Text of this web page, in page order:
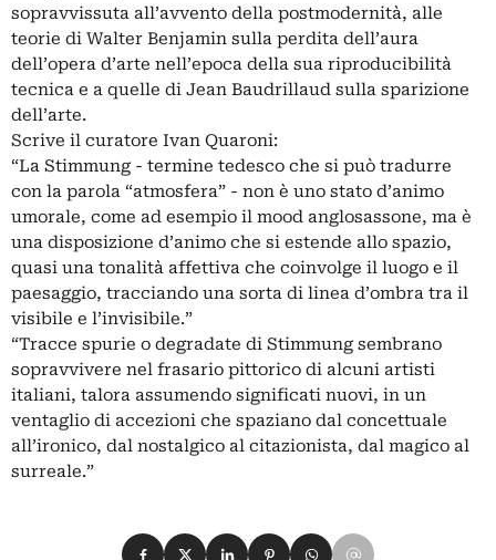
sopravvissuta all’avvento della postmodernità, alle
teorie di Walter Benjamin sulla perdita dell’aura
dell’opera d’arte nell’epoca della sua riproducibilità
tecnica e a quelle di Jean Baudrillaud sulla sparizione
dell’arte.
Scrive il curatore Ivan Quaroni:
“La Stimmung - termine tedesco che si può tradurre
con la parola “atmosfera” - non è uno stato d’animo
umorale, come ad esempio il mood anglosassone, ma è
una disposizione d’animo che si estende allo spazio,
quasi una tonalità affettiva che coinvolge il luogo e il
paesaggio, tracciando una sorta di linea d’ombra tra il
visibile e l’invisibile.”
“Tracce spurie o degradate di Stimmung sembrano
sopravvivere nel frasario pittorico di alcuni artisti
italiani, talora assumendo significati nuovi, in un
ventaglio di accezioni che spaziano dal concettuale
all’ironico, dal nostalgico al citazionista, dal magico al
surreale.”
Condividi su Facebook
Condividi su X
Condividi su LinkedIn
Condividi su Pinterest
Condividi su WhatsApp
Condividi su Email